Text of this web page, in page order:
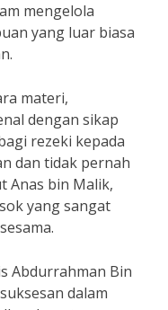
mengelola
yang luar biasa
materi,
dengan sikap
rezeki kepada
dan tidak pernah
Anas bin Malik,
yang sangat
Abdurrahman Bin
dalam